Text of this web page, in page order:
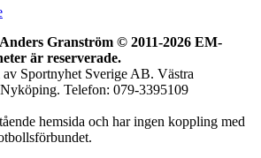
Granström © 2011-2026 EM-
är reserverade.
Sportnyhet Sverige AB. Västra
Telefon: 079-3395109
hemsida och har ingen koppling med